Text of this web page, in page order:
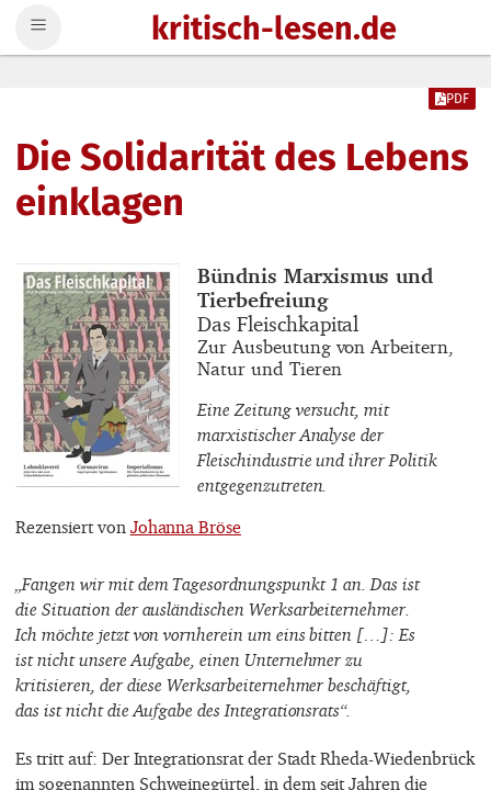
kritisch-lesen.de
Die Solidarität des Lebens
einklagen
PDF
Buchautor_innen
Bündnis Marxismus und
Tierbefreiung
Buchtitel
Das Fleischkapital
Buchuntertitel
Zur Ausbeutung von Arbeitern,
Natur und Tieren
Eine Zeitung versucht, mit
marxistischer Analyse der
Fleischindustrie und ihrer Politik
entgegenzutreten.
Rezensiert von Johanna Bröse
„Fangen wir mit dem Tagesordnungspunkt 1 an. Das ist
die Situation der ausländischen Werksarbeiternehmer.
Ich möchte jetzt von vornherein um eins bitten […]: Es
ist nicht unsere Aufgabe, einen Unternehmer zu
kritisieren, der diese Werksarbeiternehmer beschäftigt,
das ist nicht die Aufgabe des Integrationsrats“.
Es tritt auf: Der Integrationsrat der Stadt Rheda-Wiedenbrück
im sogenannten Schweinegürtel, in dem seit Jahren die